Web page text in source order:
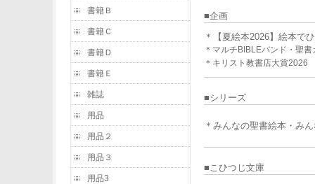
書籍Ｂ
書籍Ｃ
書籍Ｄ
書籍Ｅ
雑誌
用品
用品２
用品３
用品3
■企画
＊【夏絵本2026】絵本で
＊マルチBIBLEバンド・聖書
＊キリスト教書店大賞2026
■シリーズ
＊みんなの聖書絵本・み
■こひつじ文庫